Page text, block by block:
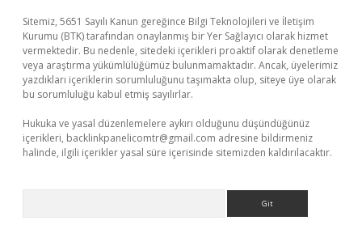
Sitemiz, 5651 Sayılı Kanun gereğince Bilgi Teknolojileri ve İletişim
Kurumu (BTK) tarafından onaylanmış bir Yer Sağlayıcı olarak hizmet
vermektedir. Bu nedenle, sitedeki içerikleri proaktif olarak denetleme
veya araştırma yükümlülüğümüz bulunmamaktadır. Ancak, üyelerimiz
yazdıkları içeriklerin sorumluluğunu taşımakta olup, siteye üye olarak
bu sorumluluğu kabul etmiş sayılırlar.
Hukuka ve yasal düzenlemelere aykırı olduğunu düşündüğünüz
içerikleri, backlinkpanelicomtr@gmail.com adresine bildirmeniz
halinde, ilgili içerikler yasal süre içerisinde sitemizden kaldırılacaktır.